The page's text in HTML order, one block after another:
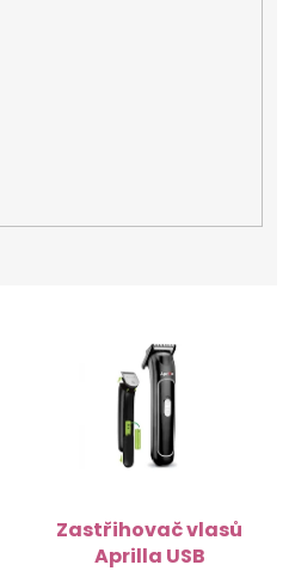
Zastřihovač vlasů
Aprilla USB